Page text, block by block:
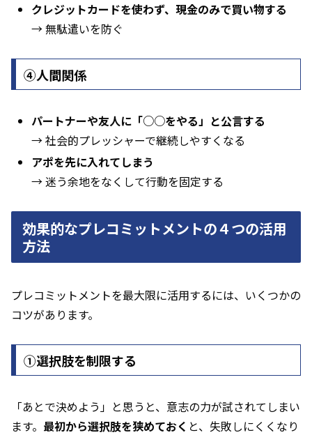
クレジットカードを使わず、現金のみで買い物する
→ 無駄遣いを防ぐ
④人間関係
パートナーや友人に「○○をやる」と公言する
→ 社会的プレッシャーで継続しやすくなる
アポを先に入れてしまう
→ 迷う余地をなくして行動を固定する
効果的なプレコミットメントの４つの活用
方法
プレコミットメントを最大限に活用するには、いくつかの
コツがあります。
①選択肢を制限する
「あとで決めよう」と思うと、意志の力が試されてしまい
ます。 最初から選択肢を狭めておく と、失敗しにくくなり